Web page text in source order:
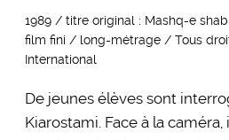
1989 / titre original : Mashq-e
film fini / long-métrage / Tous
International
De jeunes élèves sont
Kiarostami. Face à la